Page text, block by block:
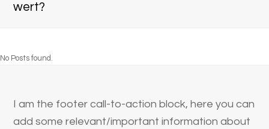
wert?
No Posts found.
I am the footer call-to-action block, here you can
add some relevant/important information about